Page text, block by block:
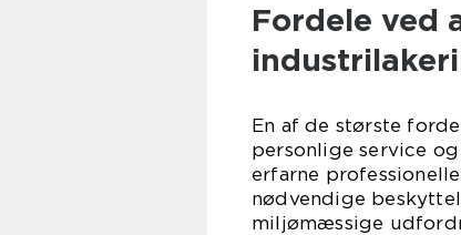
Fordele ved
En af de største
personlige service
erfarne
nødvendige
miljømæssige